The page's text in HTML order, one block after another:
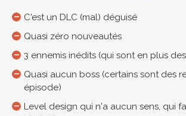
C'est un DLC (mal) déguisé
Quasi zéro nouveautés
3 ennemis inédits (qui sont en plus
Quasi aucun boss (certains sont des
épisode)
Level design qui n'a aucun sens, qui